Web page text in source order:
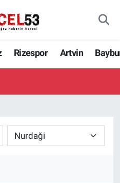
Rizespor Artvin